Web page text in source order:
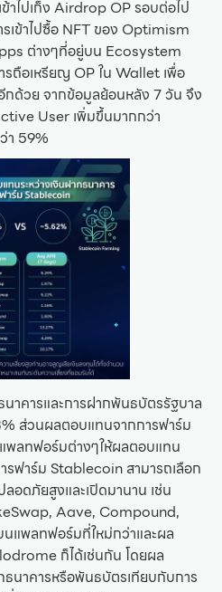
ไปเก็ง Airdrop OP รอบต่อไป
เข้าไปซื้อ NFT ของ Optimism
ต่างๆที่อยู่บน Ecosystem
ถือเหรียญ OP ใน Wallet เพื่อ
กด้วย จากข้อมูลย้อนหลัง 7 วัน จึง
User เพิ่มขึ้นมากกว่า
า 59%
าคารและการฝากพันธบัตรรัฐบาล
ส่วนผลตอบแทนจากการฟาร์ม
ลทฟอร์มต่างๆให้ผลตอบแทน
รฟาร์ม Stablecoin สามารถเลือก
ดภัยสูงและเปิดมานาน เช่น
Aave, Compound,
แพลทฟอร์มที่ใหม่กว่าและผล
ก็ได้เช่นกัน โดยผล
ธนาคารหรือพันธบัตรเทียบกับการ